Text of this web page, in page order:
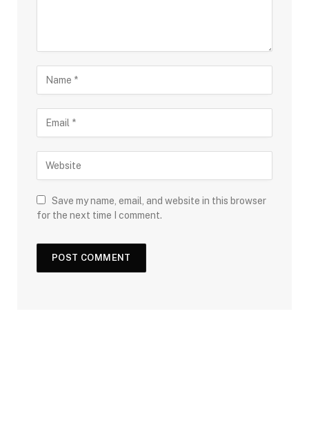
Save my name, email, and website in this browser
for the next time I comment.